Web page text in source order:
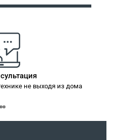
не выходя из дома